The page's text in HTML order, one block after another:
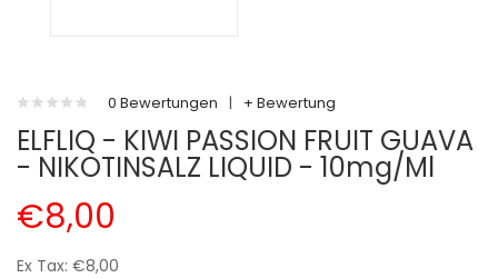
0 Bewertungen | + Bewertung
ELFLIQ - KIWI PASSION FRUIT GUAVA
- NIKOTINSALZ LIQUID - 10mg/ml
€8,00
Ex Tax: €8,00